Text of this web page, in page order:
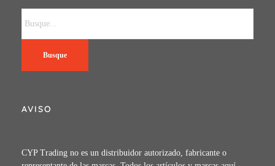
Busque
AVISO
CYP Trading no es un distribuidor autorizado, fabricante o